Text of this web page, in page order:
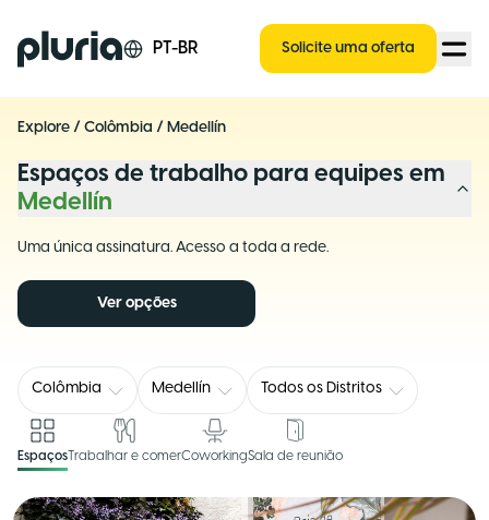
Logo Pluria PT-BR Solicite uma oferta
Explore / Colômbia / Medellín
Espaços de trabalho para equipes em
Medellín
Uma única assinatura. Acesso a toda a rede.
Ver opções
Colômbia Medellín Todos os Distritos
EspaçosTrabalhar e comerCoworkingSala de reunião